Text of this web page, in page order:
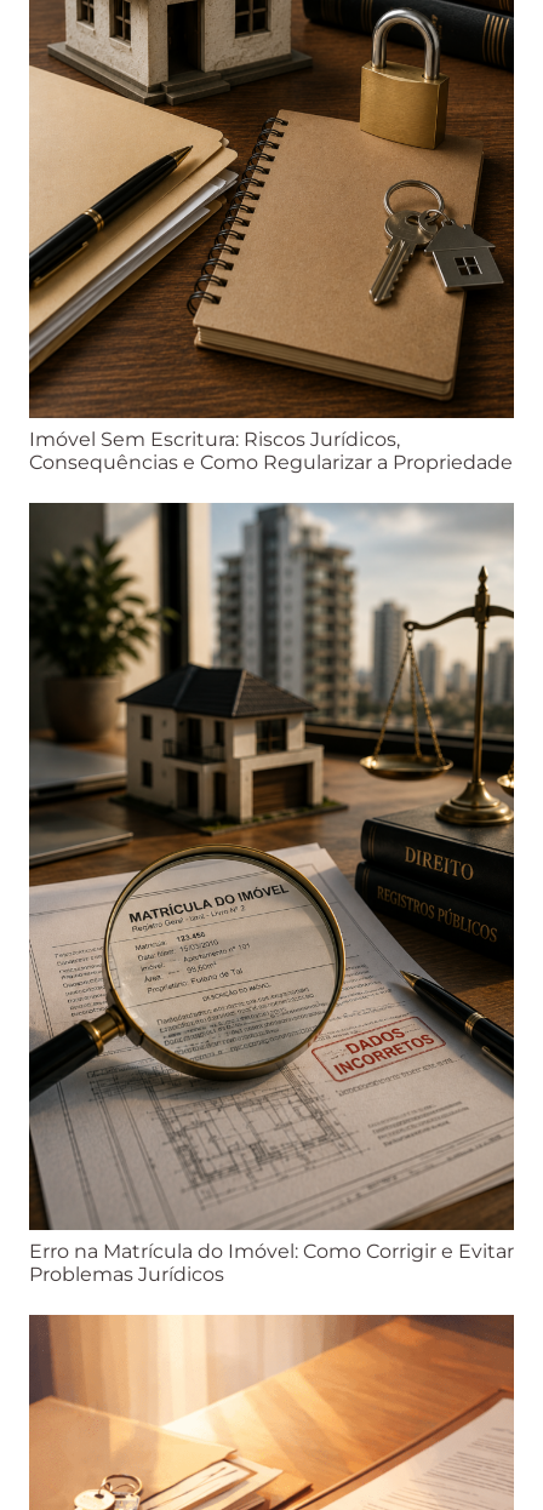
Imóvel Sem Escritura: Riscos Jurídicos,
Consequências e Como Regularizar a Propriedade
Erro na Matrícula do Imóvel: Como Corrigir e Evitar
Problemas Jurídicos